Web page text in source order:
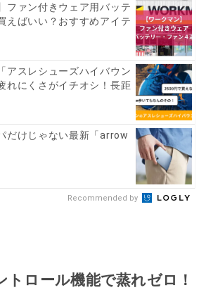
ファン付きウェア用バッテ
えばいい？おすすめアイテ
アスレシューズハイバウン
れにくさがイチオシ！長距
だけじゃない最新「arrow
Recommended by
トロール機能で蒸れゼロ！